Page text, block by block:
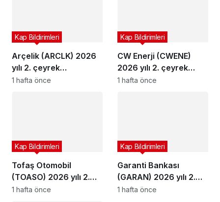
Arçelik (ARCLK) 2026
yılı 2. çeyrek
bilançosunu açıkladı
Kap Bildirimleri
1 hafta önce
CW Enerji (CWENE)
2026 yılı 2. çeyrek
bilançosunu açıkladı
Kap Bildirimleri
1 hafta önce
Tofaş Otomobil
(TOASO) 2026 yılı 2.
çeyrek bilançosunu
Kap Bildirimleri
1 hafta önce
Garanti Bankası
(GARAN) 2026 yılı 2.
çeyrek bilançosunu
Kap Bildirimleri
1 hafta önce